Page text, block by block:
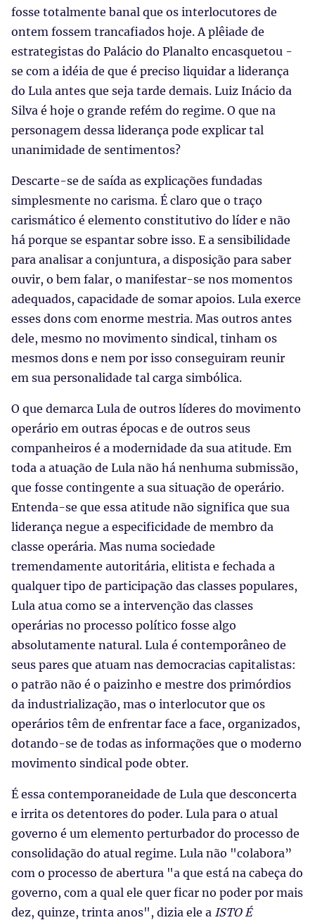
fosse totalmente banal que os interlocutores de
ontem fossem trancafiados hoje. A plêiade de
estrategistas do Palácio do Planalto encasquetou -
se com a idéia de que é preciso liquidar a liderança
do Lula antes que seja tarde demais. Luiz Inácio da
Silva é hoje o grande refém do regime. O que na
personagem dessa liderança pode explicar tal
unanimidade de sentimentos?
Descarte-se de saída as explicações fundadas
simplesmente no carisma. É claro que o traço
carismático é elemento constitutivo do líder e não
há porque se espantar sobre isso. E a sensibilidade
para analisar a conjuntura, a disposição para saber
ouvir, o bem falar, o manifestar-se nos momentos
adequados, capacidade de somar apoios. Lula exerce
esses dons com enorme mestria. Mas outros antes
dele, mesmo no movimento sindical, tinham os
mesmos dons e nem por isso conseguiram reunir
em sua personalidade tal carga simbólica.
O que demarca Lula de outros líderes do movimento
operário em outras épocas e de outros seus
companheiros é a modernidade da sua atitude. Em
toda a atuação de Lula não há nenhuma submissão,
que fosse contingente a sua situação de operário.
Entenda-se que essa atitude não significa que sua
liderança negue a especificidade de membro da
classe operária. Mas numa sociedade
tremendamente autoritária, elitista e fechada a
qualquer tipo de participação das classes populares,
Lula atua como se a intervenção das classes
operárias no processo político fosse algo
absolutamente natural. Lula é contemporâneo de
seus pares que atuam nas democracias capitalistas:
o patrão não é o paizinho e mestre dos primórdios
da industrialização, mas o interlocutor que os
operários têm de enfrentar face a face, organizados,
dotando-se de todas as informações que o moderno
movimento sindical pode obter.
É essa contemporaneidade de Lula que desconcerta
e irrita os detentores do poder. Lula para o atual
governo é um elemento perturbador do processo de
consolidação do atual regime. Lula não "colabora”
com o processo de abertura "a que está na cabeça do
governo, com a qual ele quer ficar no poder por mais
dez, quinze, trinta anos", dizia ele a ISTO É